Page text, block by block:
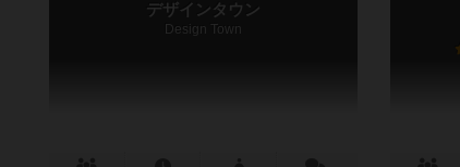
デザインタウン
Design Town